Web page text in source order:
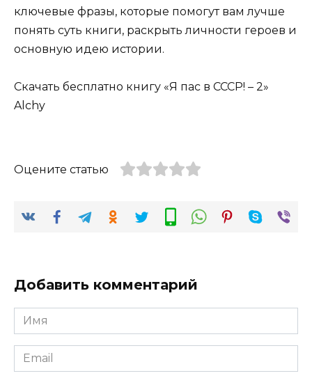
ключевые фразы, которые помогут вам лучше
понять суть книги, раскрыть личности героев и
основную идею истории.
Скачать бесплатно книгу «Я пас в СССР! – 2»
Alchy
Оцените статью
Добавить комментарий
Имя
*
Email
*